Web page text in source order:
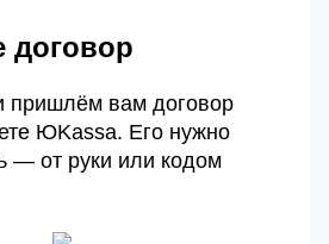
договор
пришлём вам договор
ЮKassa. Его нужно
— от руки или кодом